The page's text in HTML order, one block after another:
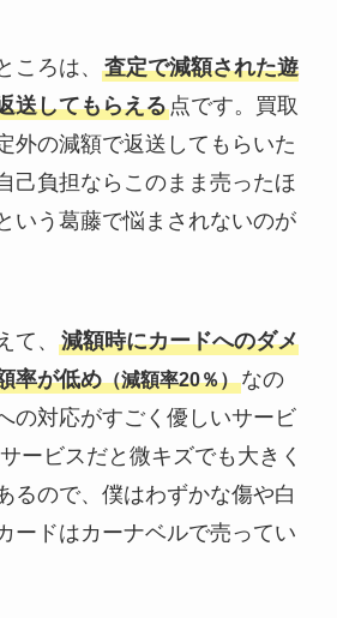
ころは、
査定で減額された遊
送してもらえる点です。買取
外の減額で返送してもらいた
己負担ならこのまま売ったほ
いう葛藤で悩まされないのが
て、 減額時にカードへのダメ
率が低め（減額率20％）なの
の対応がすごく優しいサービ
ービスだと微キズでも大きく
るので、僕はわずかな傷や白
ードはカーナベルで売ってい